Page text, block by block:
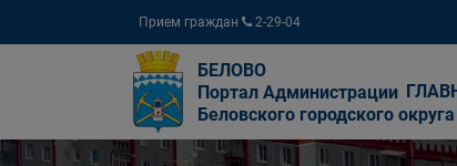
Прием граждан 2-29-04
БЕЛОВО
Портал Администрации
Беловского городского округа